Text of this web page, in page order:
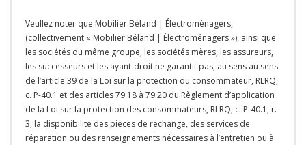
Veullez noter que Mobilier Béland | Électroménagers,
(collectivement « Mobilier Béland | Électroménagers »), ainsi que
les sociétés du même groupe, les sociétés mères, les assureurs,
les successeurs et les ayant-droit ne garantit pas, au sens au sens
de l’article 39 de la Loi sur la protection du consommateur, RLRQ,
c. P-40.1 et des articles 79.18 à 79.20 du Règlement d’application
de la Loi sur la protection des consommateurs, RLRQ, c. P-40.1, r.
3, la disponibilité des pièces de rechange, des services de
réparation ou des renseignements nécessaires à l’entretien ou à